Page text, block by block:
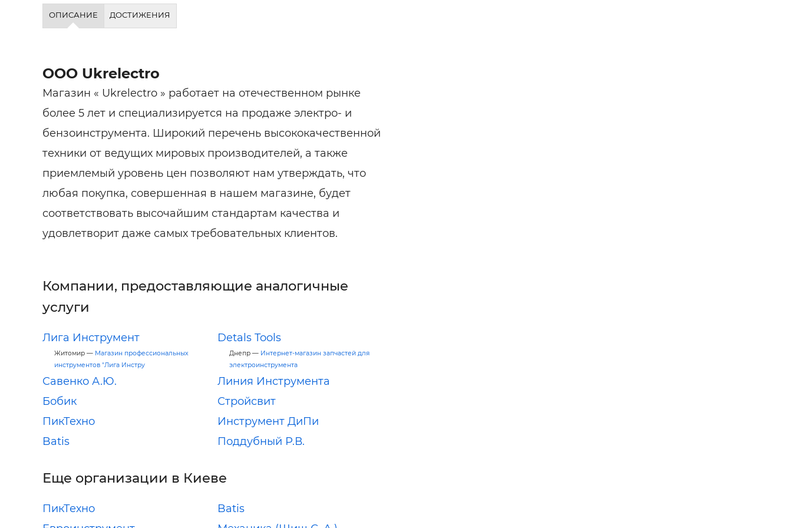
ОПИСАНИЕ ДОСТИЖЕНИЯ
ООО Ukrelectro
Магазин « Ukrelectro » работает на отечественном рынке
более 5 лет и специализируется на продаже электро- и
бензоинструмента. Широкий перечень высококачественной
техники от ведущих мировых производителей, а также
приемлемый уровень цен позволяют нам утверждать, что
любая покупка, совершенная в нашем магазине, будет
соответствовать высочайшим стандартам качества и
удовлетворит даже самых требовательных клиентов.
Компании, предоставляющие аналогичные
услуги
Лига Инструмент
Житомир — Магазин профессиональных
инструментов "Лига Инстру
Detals Tools
Днепр — Интернет-магазин запчастей для
электроинструмента
Савенко А.Ю.
Линия Инструмента
Бобик
Стройсвит
ПикТехно
Инструмент ДиПи
Batis
Поддубный Р.В.
Еще организации в Киеве
ПикТехно
Batis